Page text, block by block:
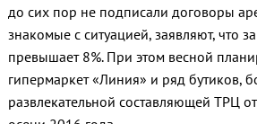
до сих пор не подписали договоры
знакомые с ситуацией, заявляют, что
превышает 8%. При этом весной
гипермаркет «Линия» и ряд бутиков,
развлекательной составляющей ТРЦ